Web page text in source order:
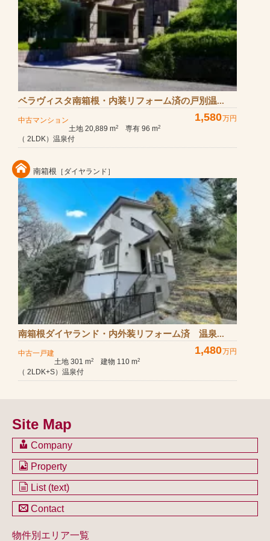
ベラヴィスタ南箱根・内装リフォーム済の戸別温...
中古マンション 1,580万円
土地 20,889 m2 専有 96 m2
（ 2LDK）温泉付
南箱根 ［ダイヤランド］
南箱根ダイヤランド・内外装リフォーム済 温泉...
中古一戸建 1,480万円
土地 301 m2 建物 110 m2
（ 2LDK+S）温泉付
Site Map
Company
会社のご案内
不動産を売却したい方
不動産買取システム
Property
土地一覧
マンション一覧
事業用物件一覧
List (text)
土地一覧
マンション一覧
Contact
物件別エリア一覧